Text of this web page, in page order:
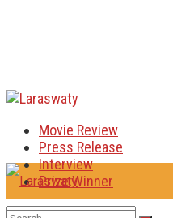
Movie Review
Press Release
Interview
Prize Winner